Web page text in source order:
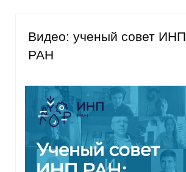
Видео: ученый совет ИНП
РАН